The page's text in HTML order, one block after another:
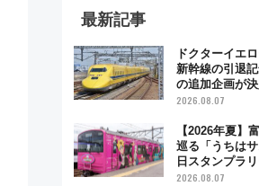
最新記事
ドクターイエ
新幹線の引退
の追加企画が
験やグッズ・ホ
2026.08.07
【2026年夏】
巡る「うちは
日スタンプラ
ハイランド限定
2026.08.07